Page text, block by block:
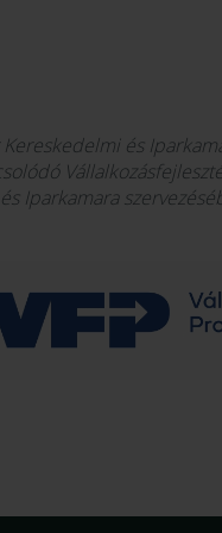
és
Iparkamara